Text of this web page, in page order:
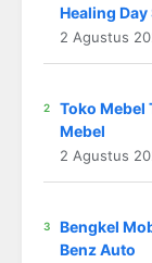
Healing Day
2 Agustus
Toko Mebel
Mebel
2 Agustus
Bengkel
Benz Auto